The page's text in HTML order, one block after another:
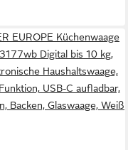
EUROPE Küchenwaage
Digital bis 10 kg,
Haushaltswaage,
USB-C aufladbar,
Backen, Glaswaage, Weiß